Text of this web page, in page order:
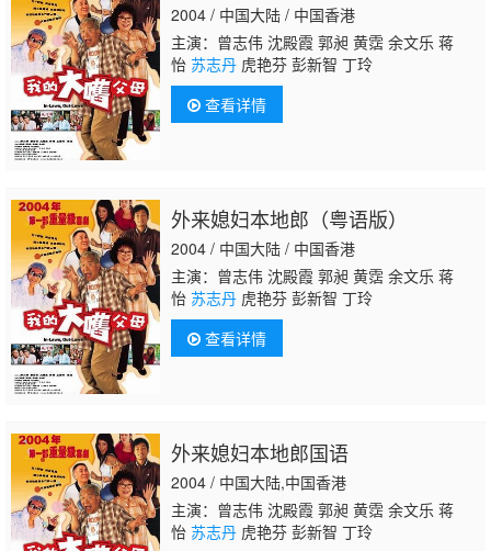
2004 / 中国大陆 / 中国香港
主演：曾志伟 沈殿霞 郭昶 黄霑 余文乐 蒋
怡 苏志丹虎艳芬 彭新智 丁玲
查看详情
外来媳妇本地郎（粤语版）
2004 / 中国大陆 / 中国香港
主演：曾志伟 沈殿霞 郭昶 黄霑 余文乐 蒋
怡 苏志丹虎艳芬 彭新智 丁玲
查看详情
外来媳妇本地郎国语
2004 / 中国大陆,中国香港
主演：曾志伟 沈殿霞 郭昶 黄霑 余文乐 蒋
怡 苏志丹虎艳芬 彭新智 丁玲